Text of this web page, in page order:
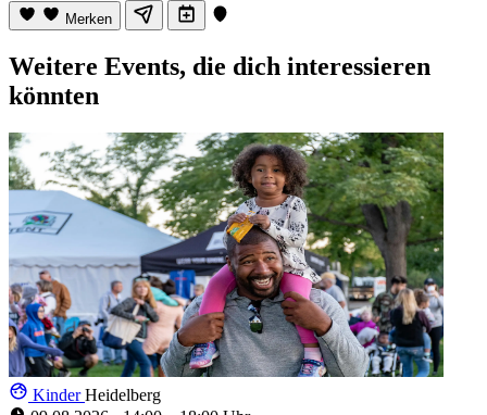
Merken
Weitere Events, die dich interessieren
könnten
KinderHeidelberg